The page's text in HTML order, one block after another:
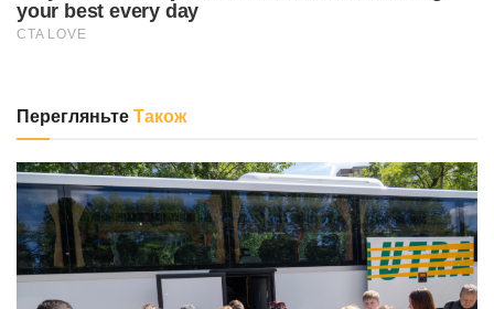
ПерегляньтеТакож